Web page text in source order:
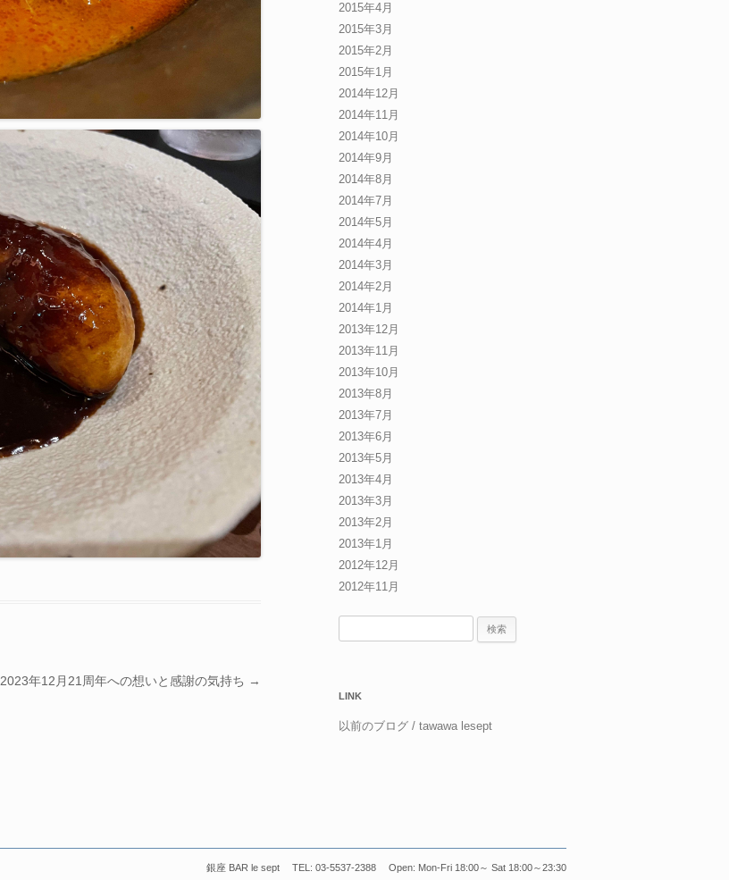
2023年12月21周年への想いと感謝の気持ち →
2015年4月
2015年3月
2015年2月
2015年1月
2014年12月
2014年11月
2014年10月
2014年9月
2014年8月
2014年7月
2014年5月
2014年4月
2014年3月
2014年2月
2014年1月
2013年12月
2013年11月
2013年10月
2013年8月
2013年7月
2013年6月
2013年5月
2013年4月
2013年3月
2013年2月
2013年1月
2012年12月
2012年11月
LINK
以前のブログ / tawawa lesept
銀座 BAR le sept TEL: 03-5537-2388 Open: Mon-Fri 18:00～ Sat 18:00～23:30